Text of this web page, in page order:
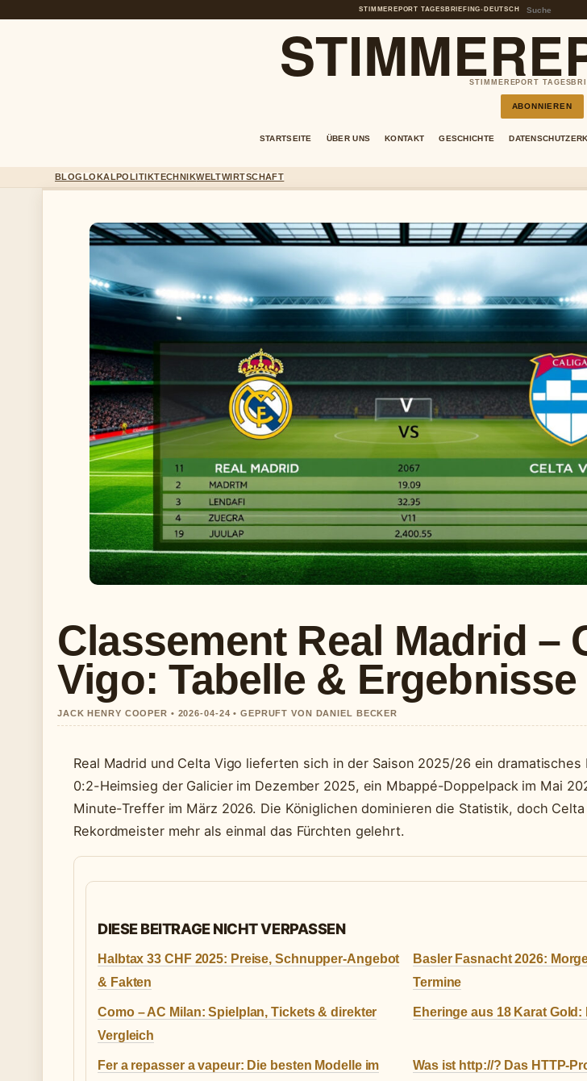
STIMMEREPORT TAGESBRIEFING• DEUTSCH
STIMMEREPORT
ABONNIEREN
STARTSEITE ÜBER UNS KONTAKT GESCHICHTE
BLOGLOKALPOLITIKTECHNIKWELTWIRTSCHAFT
Classement Real Madrid –
Vigo: Tabelle & Ergebnisse
JACK HENRY COOPER • 2026-04-24 • GEPRUFT VON DANIEL BECKER
Real Madrid und Celta Vigo lieferten sich in der Saison 2025/26 ein dramatisches
0:2-Heimsieg der Galicier im Dezember 2025, ein Mbappé-Doppelpack im Mai
Minute-Treffer im März 2026. Die Königlichen dominieren die Statistik, doch
Rekordmeister mehr als einmal das Fürchten gelehrt.
DIESE BEITRAGE NICHT VERPASSEN
Halbtax 33 CHF 2025: Preise, Schnupper-Angebot
& Fakten
Basler Fasnacht 2026:
Termine
Como – AC Milan: Spielplan, Tickets & direkter
Vergleich
Eheringe aus 18 Karat
Fer a repasser a vapeur: Die besten Modelle im
Was ist http://? Das HTTP-